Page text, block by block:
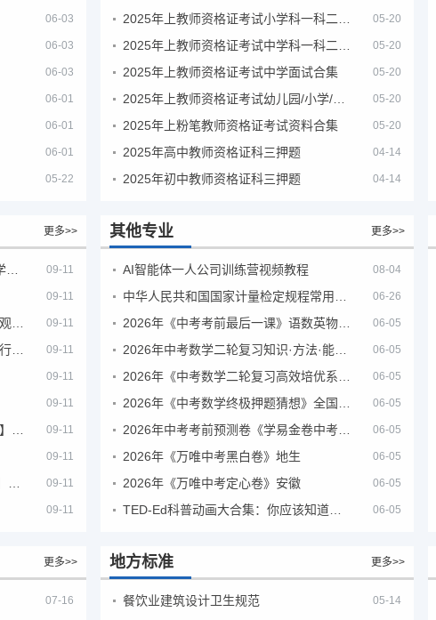
06-03
06-03
06-03
06-01
06-01
06-01
05-22
05-20
05-20
2025年上教师资格证考试中学面试合集 05-20
05-20
2025年上粉笔教师资格证考试资料合集 05-20
2025年高中教师资格证科三押题 04-14
2025年初中教师资格证科三押题 04-14
更多>>
09-11
09-11
09-11
09-11
09-11
09-11
09-11
09-11
09-11
09-11
其他专业 更多>>
AI智能体一人公司训练营视频教程 08-04
06-26
06-05
06-05
06-05
06-05
06-05
2026年《万唯中考黑白卷》地生 06-05
2026年《万唯中考定心卷》安徽 06-05
06-05
更多>>
07-16
地方标准 更多>>
餐饮业建筑设计卫生规范 05-14